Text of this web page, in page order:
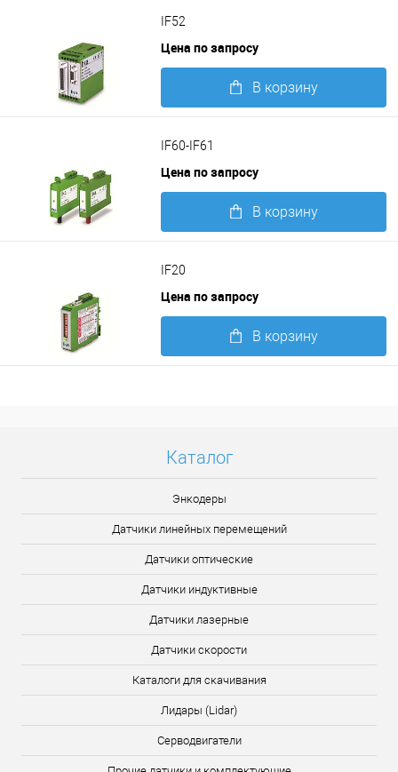
IF52
Цена по запросу
В корзину
IF60-IF61
Цена по запросу
В корзину
IF20
Цена по запросу
В корзину
Каталог
Энкодеры
Датчики линейных перемещений
Датчики оптические
Датчики индуктивные
Датчики лазерные
Датчики скорости
Каталоги для скачивания
Лидары (Lidar)
Серводвигатели